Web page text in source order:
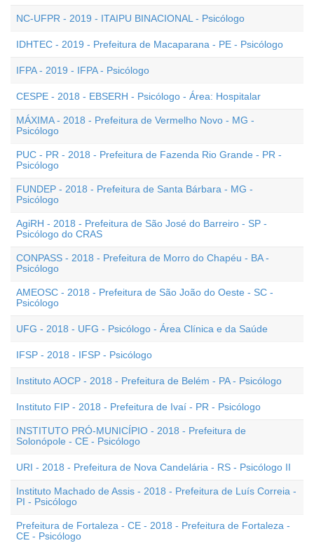
NC-UFPR - 2019 - ITAIPU BINACIONAL - Psicólogo
IDHTEC - 2019 - Prefeitura de Macaparana - PE - Psicólogo
IFPA - 2019 - IFPA - Psicólogo
CESPE - 2018 - EBSERH - Psicólogo - Área: Hospitalar
MÁXIMA - 2018 - Prefeitura de Vermelho Novo - MG -
Psicólogo
PUC - PR - 2018 - Prefeitura de Fazenda Rio Grande - PR -
Psicólogo
FUNDEP - 2018 - Prefeitura de Santa Bárbara - MG -
Psicólogo
AgiRH - 2018 - Prefeitura de São José do Barreiro - SP -
Psicólogo do CRAS
CONPASS - 2018 - Prefeitura de Morro do Chapéu - BA -
Psicólogo
AMEOSC - 2018 - Prefeitura de São João do Oeste - SC -
Psicólogo
UFG - 2018 - UFG - Psicólogo - Área Clínica e da Saúde
IFSP - 2018 - IFSP - Psicólogo
Instituto AOCP - 2018 - Prefeitura de Belém - PA - Psicólogo
Instituto FIP - 2018 - Prefeitura de Ivaí - PR - Psicólogo
INSTITUTO PRÓ-MUNICÍPIO - 2018 - Prefeitura de
Solonópole - CE - Psicólogo
URI - 2018 - Prefeitura de Nova Candelária - RS - Psicólogo II
Instituto Machado de Assis - 2018 - Prefeitura de Luís Correia -
PI - Psicólogo
Prefeitura de Fortaleza - CE - 2018 - Prefeitura de Fortaleza -
CE - Psicólogo